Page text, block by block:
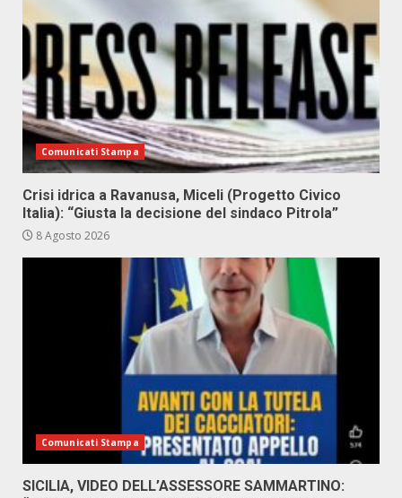
Comunicati Stampa
Crisi idrica a Ravanusa, Miceli (Progetto Civico
Italia): “Giusta la decisione del sindaco Pitrola”
8 Agosto 2026
Comunicati Stampa
SICILIA, VIDEO DELL’ASSESSORE SAMMARTINO: